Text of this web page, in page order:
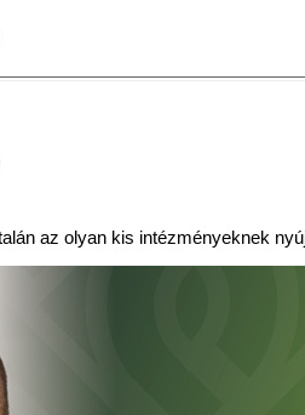
az olyan kis intézményeknek